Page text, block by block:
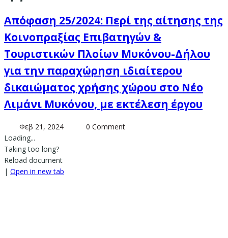
Απόφαση 25/2024: Περί της αίτησης της
Κοινοπραξίας Επιβατηγών &
Τουριστικών Πλοίων Μυκόνου-Δήλου
για την παραχώρηση ιδιαίτερου
δικαιώματος χρήσης χώρου στο Νέο
Λιμάνι Μυκόνου, με εκτέλεση έργου
Φεβ 21, 2024
0 Comment
Loading...
Taking too long?
Reload document
| Open in new tab